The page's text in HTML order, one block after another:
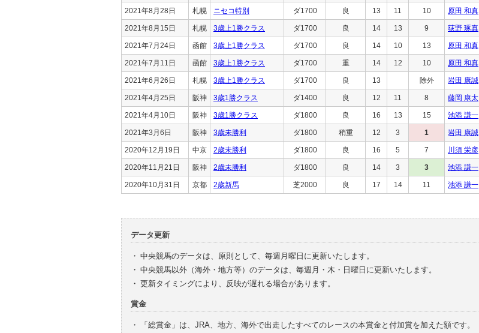
2021年8月28日 札幌 ニセコ特別 ダ1700 良 13 11 10 原田 和真
2021年8月15日 札幌 3歳上1勝クラス ダ1700 良 14 13 9 荻野 琢真
2021年7月24日 函館 3歳上1勝クラス ダ1700 良 14 10 13 原田 和真
2021年7月11日 函館 3歳上1勝クラス ダ1700 重 14 12 10 原田 和真
2021年6月26日 札幌 3歳上1勝クラス ダ1700 良 13 除外 岩田 康誠
2021年4月25日 阪神 3歳1勝クラス ダ1400 良 12 11 8 藤岡 康太
2021年4月10日 阪神 3歳1勝クラス ダ1800 良 16 13 15 池添 謙一
2021年3月6日 阪神 3歳未勝利 ダ1800 稍重 12 3 1 岩田 康誠
2020年12月19日 中京 2歳未勝利 ダ1800 良 16 5 7 川須 栄彦
2020年11月21日 阪神 2歳未勝利 ダ1800 良 14 3 3 池添 謙一
2020年10月31日 京都 2歳新馬 芝2000 良 17 14 11 池添 謙一
データ更新
・ 中央競馬のデータは、原則として、毎週月曜日に更新いたします。
・ 中央競馬以外（海外・地方等）のデータは、毎週月・木・日曜日に更新いたします。
・ 更新タイミングにより、反映が遅れる場合があります。
賞金
・
「総賞金」は、JRA、地方、海外で出走したすべてのレースの本賞金と付加賞を加えた額です。